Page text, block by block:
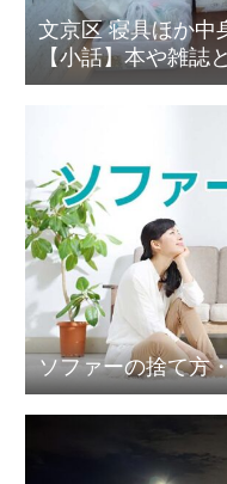
文京区 寝具ほか中
【小話】本や雑誌
ソファーの捨て方